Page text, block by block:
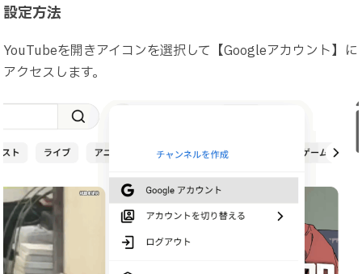
設定方法
YouTubeを開きアイコンを選択して【Googleアカウント】に
アクセスします。